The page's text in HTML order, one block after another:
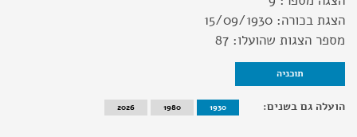
הצגת בכורה: 15/09/1930
מספר הצגות שהועלו: 87
תוכניה
הועלה גם בשנים: 1930
1980
2026